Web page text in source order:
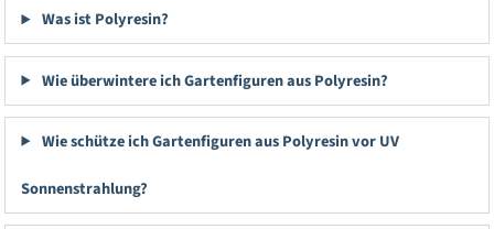
Was ist Polyresin?
Wie überwintere ich Gartenfiguren aus Polyresin?
Wie schütze ich Gartenfiguren aus Polyresin vor UV
Sonnenstrahlung?